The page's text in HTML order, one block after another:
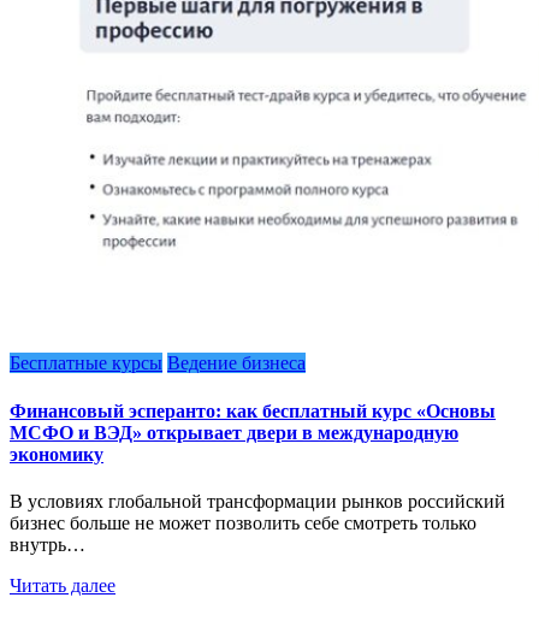
Бесплатные курсы Ведение бизнеса
Финансовый эсперанто: как бесплатный курс «Основы
МСФО и ВЭД» открывает двери в международную
экономику
В условиях глобальной трансформации рынков российский
бизнес больше не может позволить себе смотреть только
внутрь…
Читать далее